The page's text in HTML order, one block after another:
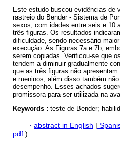
Este estudo buscou evidências de
rastreio do Bender - Sistema de
sexos, com idades entre seis e 10
três figuras. Os resultados
dificuldade, sendo necessário
execução. As Figuras 7a e 7b,
serem copiadas. Verificou-se que
tendem a diminuir gradualmente
que as três figuras não
e meninos, além disso também
desempenho. Esses achados
promissora para ser utilizada na
Keywords : teste de Bender;
· abstract in English |
pdf )